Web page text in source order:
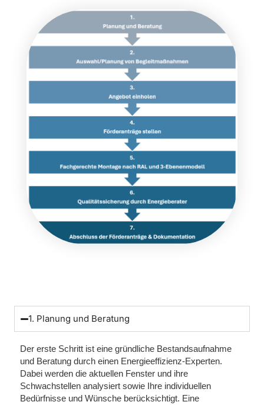
1. Planung und Beratung
Der erste Schritt ist eine gründliche Bestandsaufnahme
und Beratung durch einen Energieeffizienz-Experten.
Dabei werden die aktuellen Fenster und ihre
Schwachstellen analysiert sowie Ihre individuellen
Bedürfnisse und Wünsche berücksichtigt. Eine